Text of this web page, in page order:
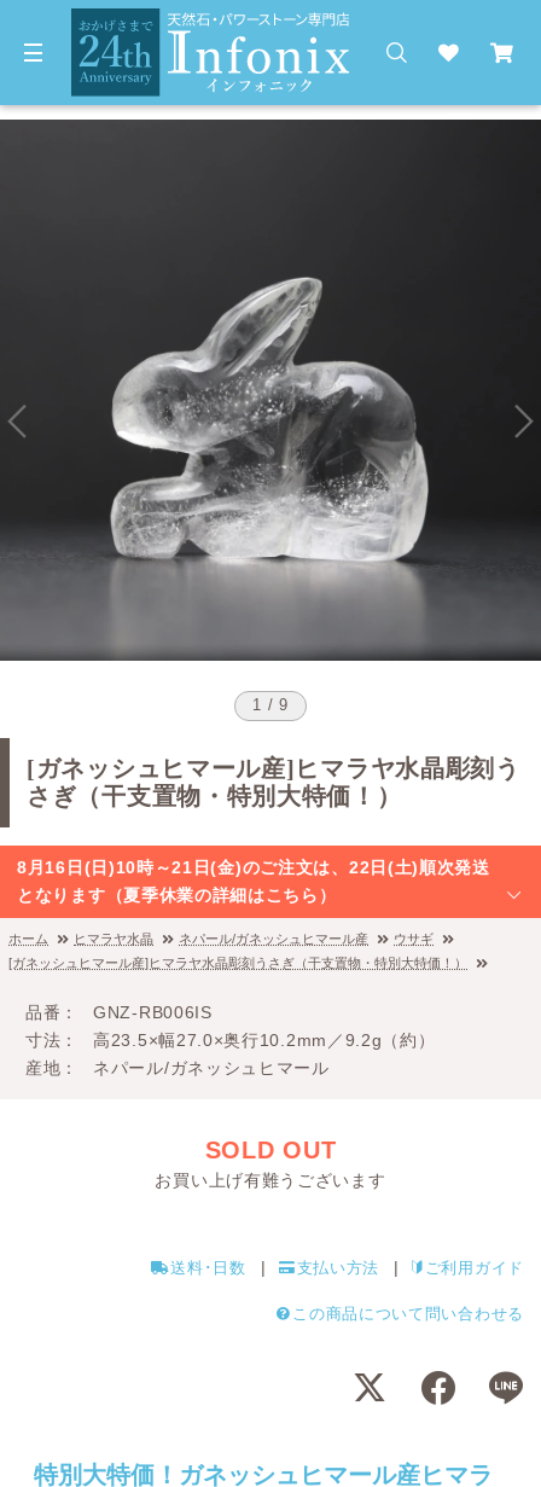
1 / 9
[ガネッシュヒマール産]ヒマラヤ水晶彫刻う
さぎ（干支置物・特別大特価！）
8月16日(日)10時～21日(金)のご注文は、22日(土)順次発送
となります（夏季休業の詳細はこちら）
ホーム ヒマラヤ水晶 ネパール/ガネッシュヒマール産
ウサギ
[ガネッシュヒマール産]ヒマラヤ水晶彫刻うさぎ（干支置物・特別大特価！）
品番
GNZ-RB006IS
寸法
高23.5×幅27.0×奥行10.2mm／9.2g（約）
産地
ネパール/ガネッシュヒマール
SOLD OUT
お買い上げ有難うございます
送料･日数 支払い方法 ご利用ガイド
この商品について問い合わせる
特別大特価！ガネッシュヒマール産ヒマラ